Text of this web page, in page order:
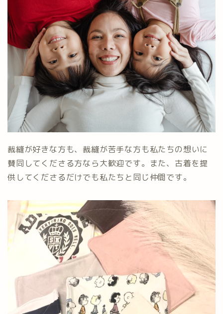
裁縫が好きな方も、裁縫が苦手な方も私たちの想いに
賛同してくださる方なら大歓迎です。また、古着を提
供してくださるだけでも私たちと同じ仲間です。